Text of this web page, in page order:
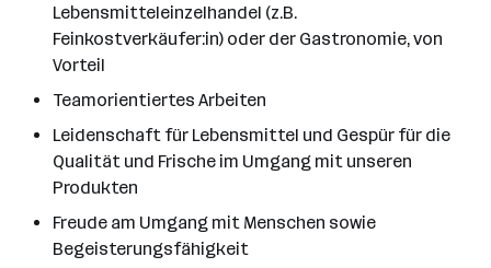
Lebensmitteleinzelhandel (z.B.
Feinkostverkäufer:in) oder der Gastronomie, von
Vorteil
Teamorientiertes Arbeiten
Leidenschaft für Lebensmittel und Gespür für die
Qualität und Frische im Umgang mit unseren
Produkten
Freude am Umgang mit Menschen sowie
Begeisterungsfähigkeit